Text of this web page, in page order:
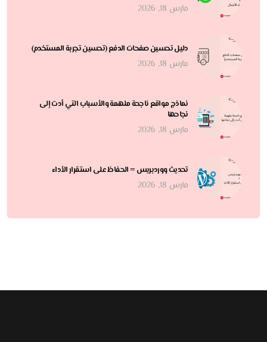
مارس 18, 2026
دليل تحسين صفحات الدفع (تحسين تجربة المستخدم)
مارس 18, 2026
نماذج مواقع ناجحة ملهمة والأسباب التي أدت إلى
نجاحها
مارس 18, 2026
تحديث ووردبريس = الحفاظ على استقرار الأداء
مارس 18, 2026